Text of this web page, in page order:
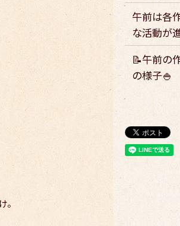
午前は各
な活動が
📝午前の
の様子🍚